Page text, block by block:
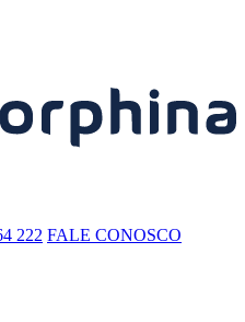
222 FALE CONOSCO